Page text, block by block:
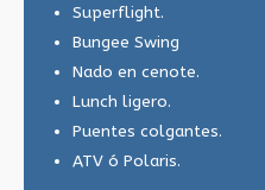
Superflight.
Bungee Swing
Nado en cenote.
Lunch ligero.
Puentes colgantes.
ATV ó Polaris.